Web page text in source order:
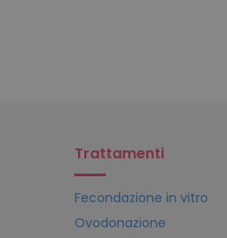
Trattamenti
Fecondazione in vitro
Ovodonazione